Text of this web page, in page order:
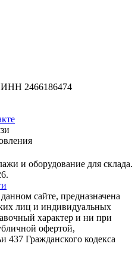
ИНН 2466186474
и оборудование для склада.
сайте, предназначена
лиц и индивидуальных
характер и ни при
офертой,
437 Гражданского кодекса